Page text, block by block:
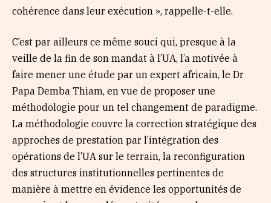
cohérence dans leur exécution », rappelle-t-elle.
C’est par ailleurs ce même souci qui, presque à la
veille de la fin de son mandat à l’UA, l’a motivée à
faire mener une étude par un expert africain, le Dr
Papa Demba Thiam, en vue de proposer une
méthodologie pour un tel changement de paradigme.
La méthodologie couvre la correction stratégique des
approches de prestation par l’intégration des
opérations de l’UA sur le terrain, la reconfiguration
des structures institutionnelles pertinentes de
manière à mettre en évidence les opportunités de